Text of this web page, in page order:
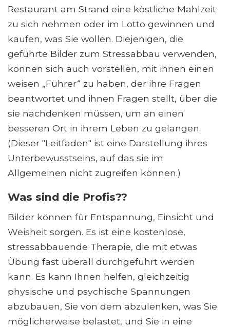
Restaurant am Strand eine köstliche Mahlzeit
zu sich nehmen oder im Lotto gewinnen und
kaufen, was Sie wollen. Diejenigen, die
geführte Bilder zum Stressabbau verwenden,
können sich auch vorstellen, mit ihnen einen
weisen „Führer“ zu haben, der ihre Fragen
beantwortet und ihnen Fragen stellt, über die
sie nachdenken müssen, um an einen
besseren Ort in ihrem Leben zu gelangen.
(Dieser "Leitfaden" ist eine Darstellung ihres
Unterbewusstseins, auf das sie im
Allgemeinen nicht zugreifen können.)
Was sind die Profis??
Bilder können für Entspannung, Einsicht und
Weisheit sorgen. Es ist eine kostenlose,
stressabbauende Therapie, die mit etwas
Übung fast überall durchgeführt werden
kann. Es kann Ihnen helfen, gleichzeitig
physische und psychische Spannungen
abzubauen, Sie von dem abzulenken, was Sie
möglicherweise belastet, und Sie in eine